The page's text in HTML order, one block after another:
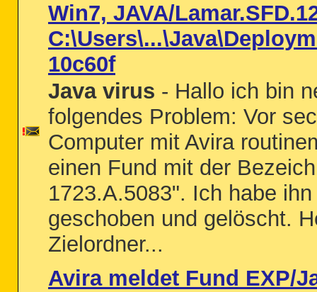
Win7, JAVA/
10c60f
Java virus - Hallo ich bin
folgendes Problem: Vor
Computer mit Avira
einen Fund mit der
1723.A.5083". Ich habe
geschoben und gelöscht.
Zielordner...
Avira meldet Fund EXP/